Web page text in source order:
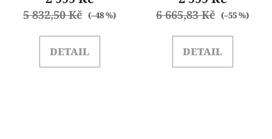
5 832,50 Kč (–48 %)
DETAIL
6 665,83 Kč (–55 %)
DETAIL